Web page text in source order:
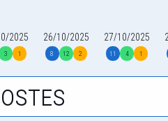
2025
3 1
26/10/2025
8 12 2
27/10/2025
11 4 1